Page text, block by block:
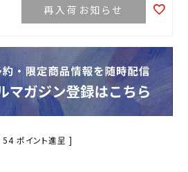
再入荷お知らせ
54 ポイント進呈 ]